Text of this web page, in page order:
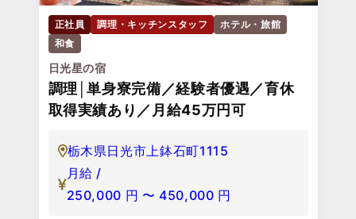
正社員 調理・キッチンスタッフ
ホテル・旅館
和食
日光星の宿
調理│単身寮完備／経験者優遇／育休
取得実績あり／月給45万円可
栃木県日光市上鉢石町1115
月給 /
250,000 円 〜 450,000 円